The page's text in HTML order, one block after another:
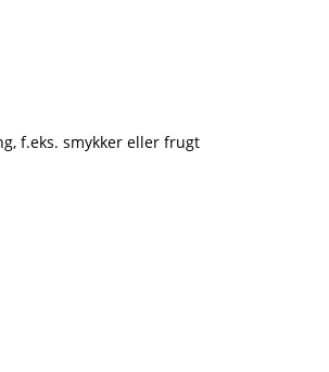
f.eks. smykker eller frugt